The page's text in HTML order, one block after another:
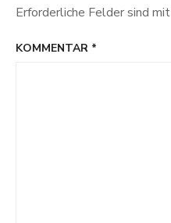
Erforderliche Felder sind mit
KOMMENTAR *